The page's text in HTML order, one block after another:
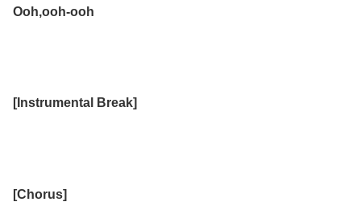
Ooh,ooh-ooh
[Instrumental Break]
[Chorus]